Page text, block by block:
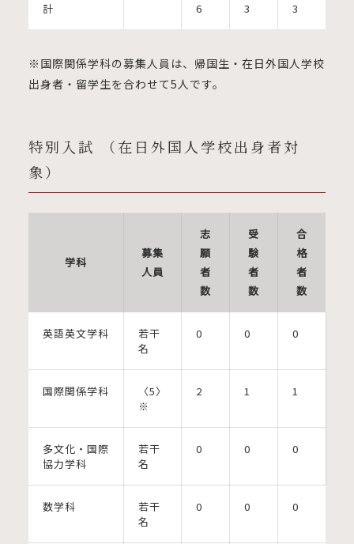
計 6 3 3
※国際関係学科の募集人員は、帰国生・在日外国人学校
出身者・留学生を合わせて5人です。
特別入試 （在日外国人学校出身者対
象）
学科
募集
人員
志
願
者
数
受
験
者
数
合
格
者
数
英語英文学科
若干
名
0 0 0
国際関係学科
〈5〉
※
2 1 1
多文化・国際
協力学科
若干
名
0 0 0
数学科
若干
名
0 0 0